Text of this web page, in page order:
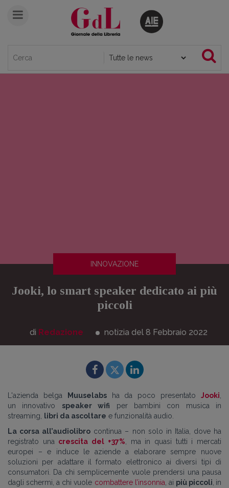
INNOVAZIONE
Jooki, lo smart speaker dedicato ai più
piccoli
di Redazione notizia del 8 Febbraio 2022
'azienda belga Muuselabsha da poco presentatoJooki
un innovativo speakerwifi per bambini con musica in
streaming,
libri da ascoltare e funzionalità audio.
La corsa all’audiolibro continua – non solo in Italia
dove ha
registrato una crescita del +37%
ma in quasi tutti i mercati
europei – e induce le aziende a elaborare sempre nuove
soluzioni per adattare il formato elettronico ai diversi tipi di
consumatori. Da chi semplicemente vuole prendersi una pausa
dagli schermi, a chi vuole combattere l’insonnia , ai più piccoli in